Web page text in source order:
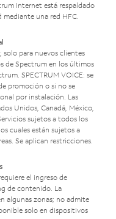
Internet está respaldado
una red HFC.
para nuevos clientes
de Spectrum en los últimos
SPECTRUM VOICE: se
promoción o si no se
por instalación. Las
Unidos, Canadá, México,
sujetos a todos los
cuales están sujetos a
Se aplican restricciones.
el ingreso de
de contenido. La
algunas zonas; no admite
solo en dispositivos